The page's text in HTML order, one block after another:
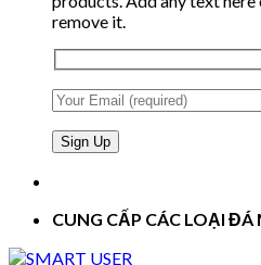
remove it.
CUNG CẤP CÁC LOẠI ĐÁ